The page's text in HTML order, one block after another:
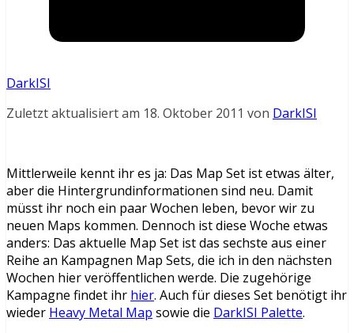
DarkISI
Zuletzt aktualisiert am 18. Oktober 2011 von DarkISI
Mittlerweile kennt ihr es ja: Das Map Set ist etwas älter,
aber die Hintergrundinformationen sind neu. Damit
müsst ihr noch ein paar Wochen leben, bevor wir zu
neuen Maps kommen. Dennoch ist diese Woche etwas
anders: Das aktuelle Map Set ist das sechste aus einer
Reihe an Kampagnen Map Sets, die ich in den nächsten
Wochen hier veröffentlichen werde. Die zugehörige
Kampagne findet ihr hier. Auch für dieses Set benötigt ihr
wieder Heavy Metal Map sowie die DarkISI Palette.